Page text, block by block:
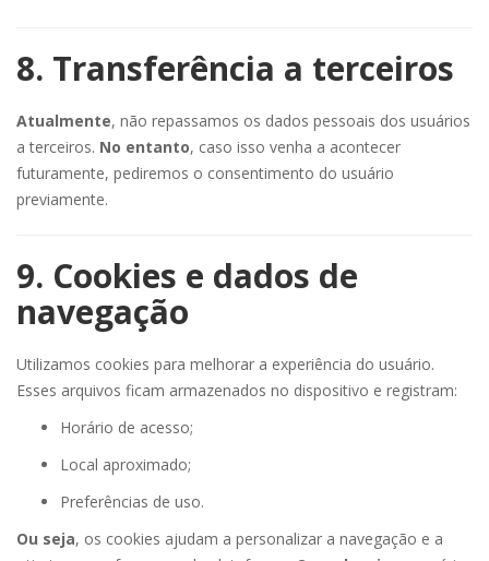
8. Transferência a terceiros
Atualmente, não repassamos os dados pessoais dos usuários
a terceiros. No entanto, caso isso venha a acontecer
futuramente, pediremos o consentimento do usuário
previamente.
9. Cookies e dados de
navegação
Utilizamos cookies para melhorar a experiência do usuário.
Esses arquivos ficam armazenados no dispositivo e registram:
Horário de acesso;
Local aproximado;
Preferências de uso.
Ou seja, os cookies ajudam a personalizar a navegação e a